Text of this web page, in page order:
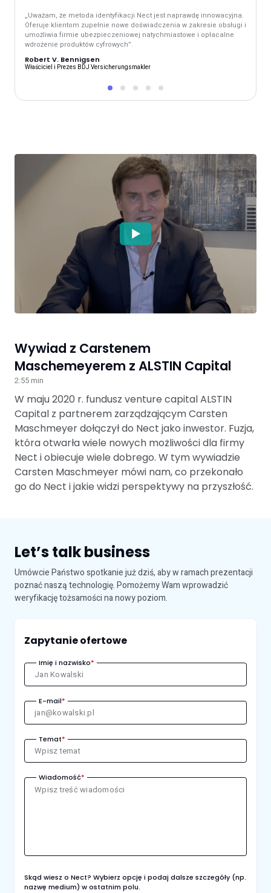
„Uważam, że metoda identyfikacji Nect jest naprawdę innowacyjna.
Oferuje klientom zupełnie nowe doświadczenia w zakresie obsługi i
umożliwia firmie ubezpieczeniowej natychmiastowe i opłacalne
wdrożenie produktów cyfrowych”.
Robert V. Bennigsen
Właściciel i Prezes BDJ Versicherungsmakler
W maju 2020 r. fundusz venture capital ALSTIN
Capital z partnerem zarządzającym Carsten
Maschmeyer dołączył do Nect jako inwestor. Fuzja,
która otwarła wiele nowych możliwości dla firmy
Nect i obiecuje wiele dobrego. W tym wywiadzie
Carsten Maschmeyer mówi nam, co przekonało
go do Nect i jakie widzi perspektywy na przyszłość.
Wywiad z Carstenem
Maschemeyerem z ALSTIN Capital
2:55 min
Let’s talk business
Umówcie Państwo spotkanie już dziś, aby w ramach prezentacji
poznać naszą technologię. Pomożemy Wam wprowadzić
weryfikację tożsamości na nowy poziom.
Zapytanie ofertowe
Imię i nazwisko*
E-mail*
Temat*
Wiadomość*
Skąd wiesz o Nect? Wybierz opcję i podaj dalsze szczegóły (np.
nazwę medium) w ostatnim polu.